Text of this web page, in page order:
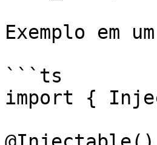
Exemplo em
```ts
import {